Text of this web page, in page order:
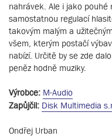
nahrávek. Ale i jako pouhé
samostatnou regulací
takovým malým a
všem, kterým postačí
nabízí. Určitě by se zde
peněz hodně muziky.
Výrobce: M-Audio
Zapůjčil: Disk Multimedia
Ondřej Urban